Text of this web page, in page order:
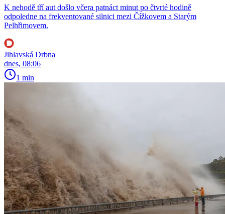
K nehodě tří aut došlo včera patnáct minut po čtvrté hodině
odpoledne na frekventované silnici mezi Čížkovem a Starým
Pelhřimovem.
Jihlavská Drbna
dnes, 08:06
1 min